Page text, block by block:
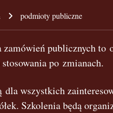
podmioty publiczne
zamówień publicznych
po zmianach.
dla wszystkich
Szkolenia będą